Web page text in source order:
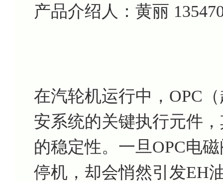
产品介绍人：黄丽
在汽轮机运行中，OPC
安系统的关键执行元件
的稳定性。一旦OPC电
停机，却会悄然引发EH